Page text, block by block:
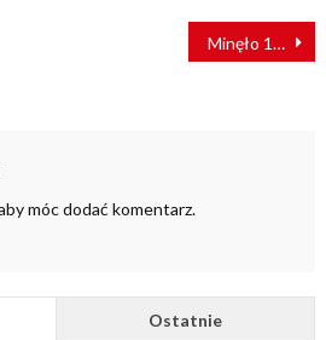
Minęło 14 lat! Do Ciechocinka wróciły pociągi
móc dodać komentarz.
Ostatnie